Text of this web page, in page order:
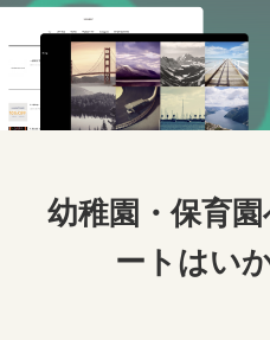
幼稚園・保育
ートはい